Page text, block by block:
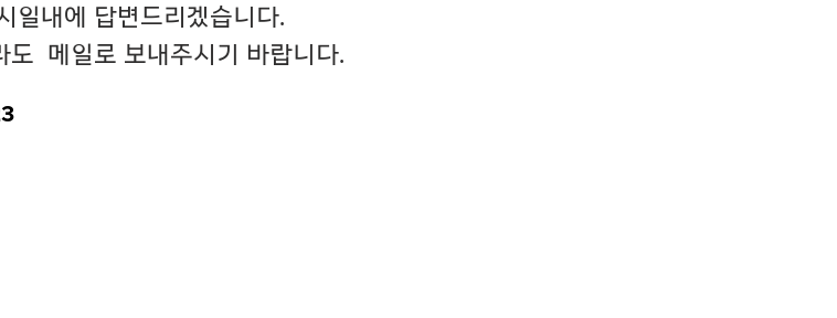
일내에 답변드리겠습니다.
도 메일로 보내주시기 바랍니다.